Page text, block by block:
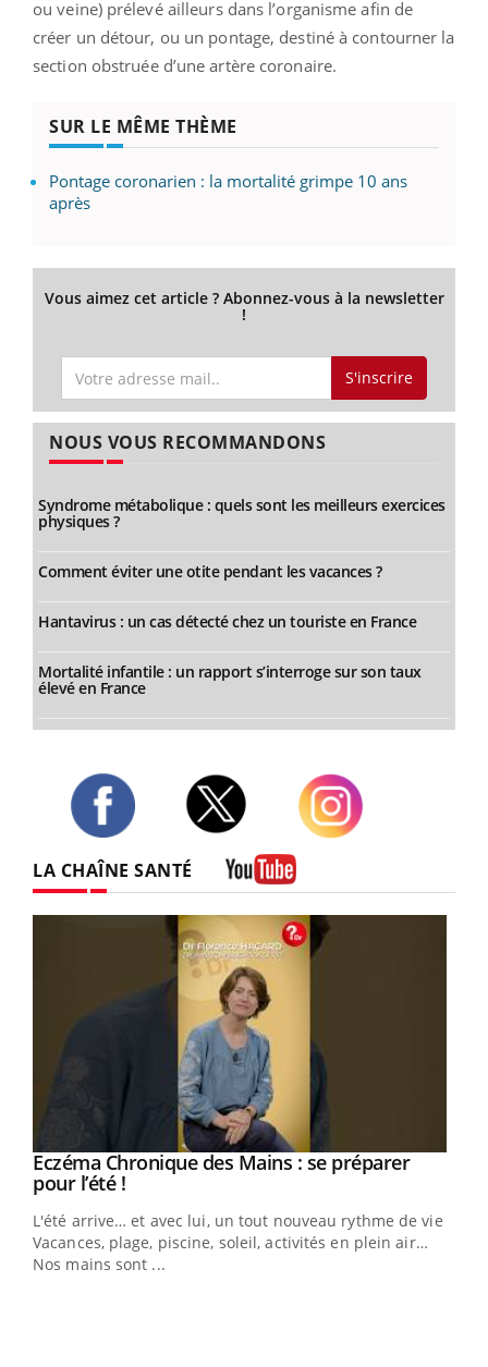
ou veine) prélevé ailleurs dans l’organisme afin de
créer un détour, ou un pontage, destiné à contourner la
section obstruée d’une artère coronaire.
SUR LE MÊME THÈME
Pontage coronarien : la mortalité grimpe 10 ans
après
Vous aimez cet article ? Abonnez-vous à la newsletter
!
S'inscrire
NOUS VOUS RECOMMANDONS
Syndrome métabolique : quels sont les meilleurs exercices
physiques ?
Comment éviter une otite pendant les vacances ?
Hantavirus : un cas détecté chez un touriste en France
Mortalité infantile : un rapport s’interroge sur son taux
élevé en France
LA CHAÎNE SANTÉ
Youtube
Eczéma Chronique des Mains : se préparer
pour l’été !Youtube
L'été arrive… et avec lui, un tout nouveau rythme de vie !
Vacances, plage, piscine, soleil, activités en plein air…
Nos mains sont ...